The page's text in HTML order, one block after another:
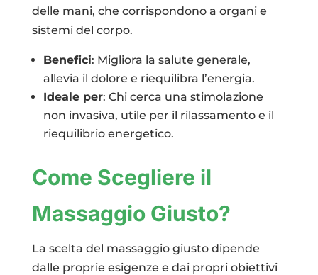
delle mani, che corrispondono a organi e
sistemi del corpo.
Benefici: Migliora la salute generale,
allevia il dolore e riequilibra l’energia.
Ideale per: Chi cerca una stimolazione
non invasiva, utile per il rilassamento e il
riequilibrio energetico.
Come Scegliere il
Massaggio Giusto?
La scelta del massaggio giusto dipende
dalle proprie esigenze e dai propri obiettivi